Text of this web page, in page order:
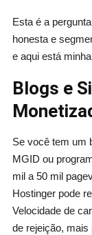
Esta é a
honesta e
e aqui está
Blogs e
Se você tem um
MGID ou
mil a 50 mil
Hostinger pode
Velocidade de
de rejeição,